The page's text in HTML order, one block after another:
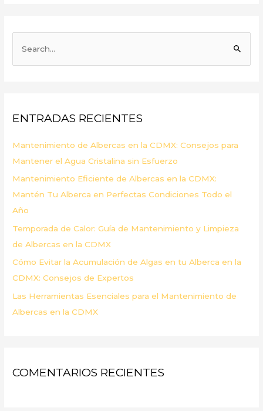
r
o
r
:
ENTRADAS RECIENTES
Mantenimiento de Albercas en la CDMX: Consejos para
Mantener el Agua Cristalina sin Esfuerzo
Mantenimiento Eficiente de Albercas en la CDMX:
Mantén Tu Alberca en Perfectas Condiciones Todo el
Año
Temporada de Calor: Guía de Mantenimiento y Limpieza
de Albercas en la CDMX
Cómo Evitar la Acumulación de Algas en tu Alberca en la
CDMX: Consejos de Expertos
Las Herramientas Esenciales para el Mantenimiento de
Albercas en la CDMX
COMENTARIOS RECIENTES